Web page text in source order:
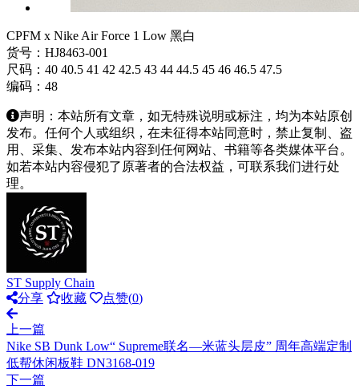
CPFM x Nike Air Force 1 Low 黑白
货号：HJ8463-001
尺码：40 40.5 41 42 42.5 43 44 44.5 45 46 46.5 47.5
编码：48
声明：本站所有文章，如无特殊说明或标注，均为本站原创
发布。任何个人或组织，在未征得本站同意时，禁止复制、盗
用、采集、发布本站内容到任何网站、书籍等各类媒体平台。
如若本站内容侵犯了原著者的合法权益，可联系我们进行处
理。
ST Supply Chain
分享
收藏 点赞(0)
上一篇
Nike SB Dunk Low“ Supreme联名—米蓝头层皮” 周年高端定制
低帮休闲板鞋 DN3168-019
下一篇